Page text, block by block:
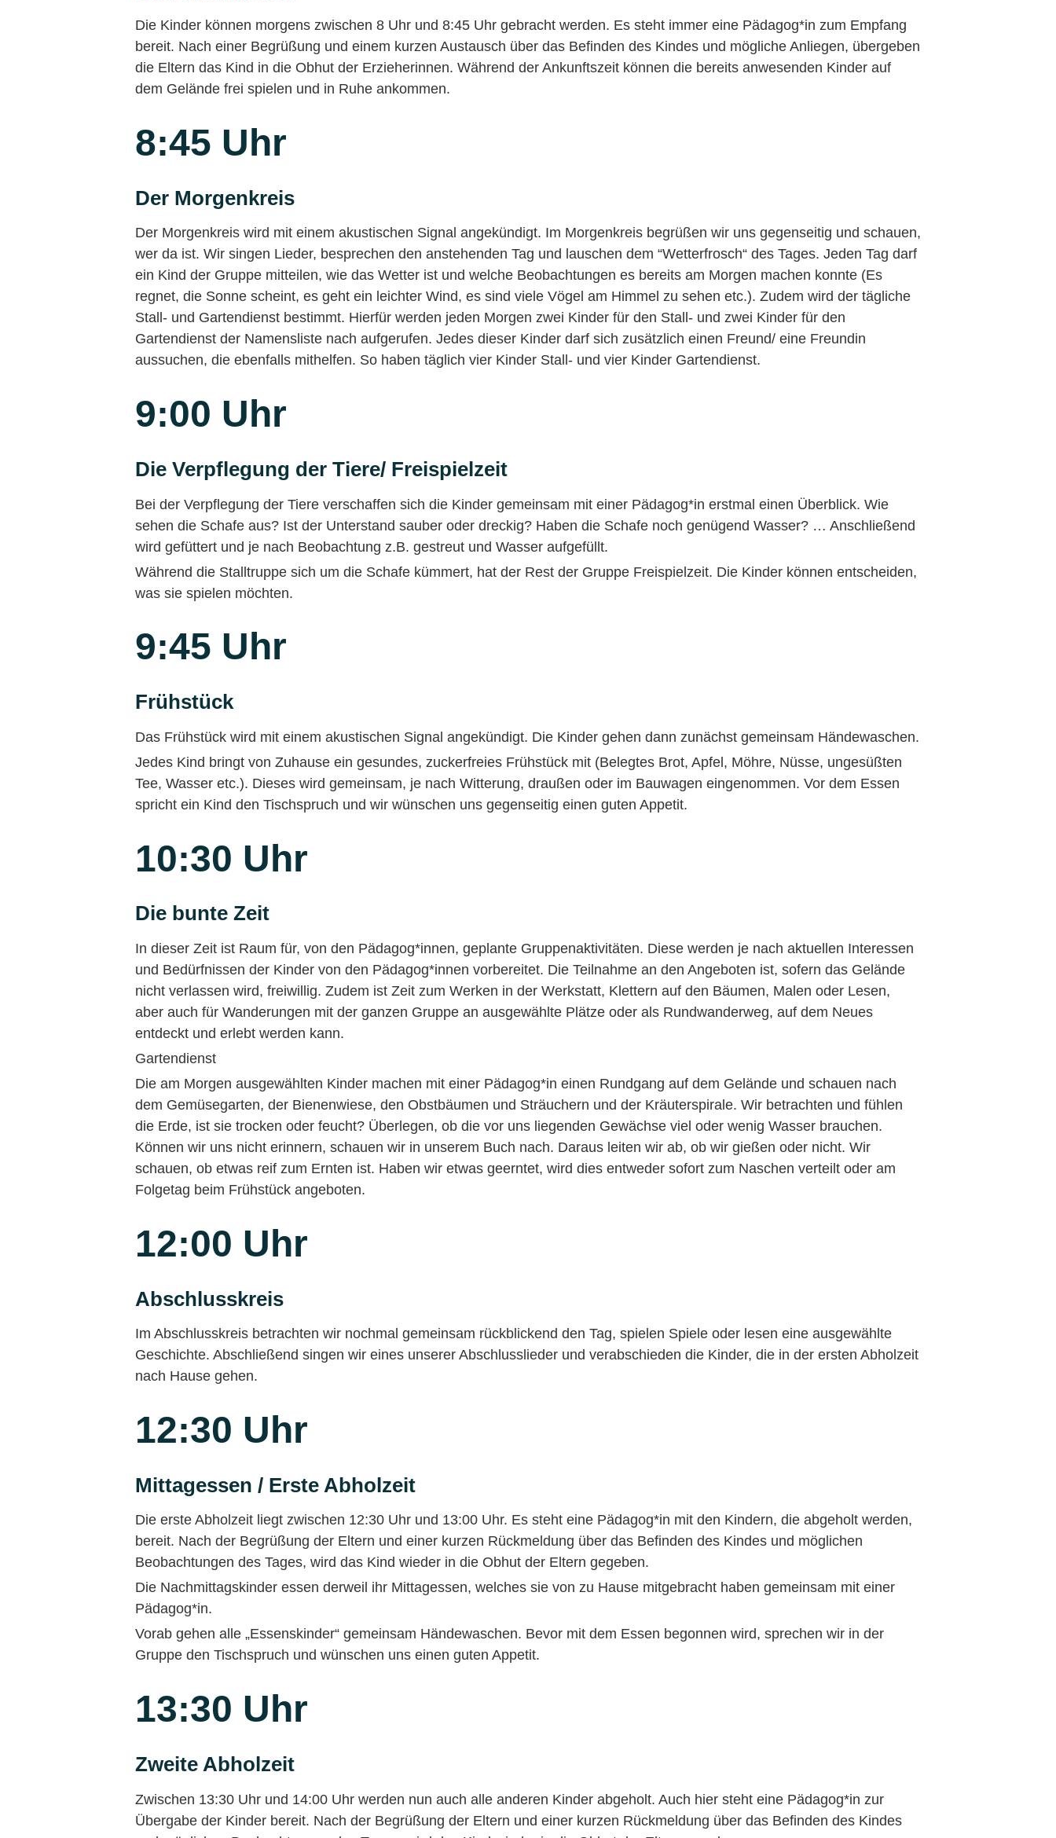
Die Kinder können morgens zwischen 8 Uhr und 8:45 Uhr gebracht werden. Es steht immer eine Pädagog*in zum Empfang
bereit. Nach einer Begrüßung und einem kurzen Austausch über das Befinden des Kindes und mögliche Anliegen, übergeben
die Eltern das Kind in die Obhut der Erzieherinnen. Während der Ankunftszeit können die bereits anwesenden Kinder auf
dem Gelände frei spielen und in Ruhe ankommen.
8:45 Uhr
Der Morgenkreis
Der Morgenkreis wird mit einem akustischen Signal angekündigt. Im Morgenkreis begrüßen wir uns gegenseitig und schauen,
wer da ist. Wir singen Lieder, besprechen den anstehenden Tag und lauschen dem “Wetterfrosch“ des Tages. Jeden Tag darf
ein Kind der Gruppe mitteilen, wie das Wetter ist und welche Beobachtungen es bereits am Morgen machen konnte (Es
regnet, die Sonne scheint, es geht ein leichter Wind, es sind viele Vögel am Himmel zu sehen etc.). Zudem wird der tägliche
Stall- und Gartendienst bestimmt. Hierfür werden jeden Morgen zwei Kinder für den Stall- und zwei Kinder für den
Gartendienst der Namensliste nach aufgerufen. Jedes dieser Kinder darf sich zusätzlich einen Freund/ eine Freundin
aussuchen, die ebenfalls mithelfen. So haben täglich vier Kinder Stall- und vier Kinder Gartendienst.
9:00 Uhr
Die Verpflegung der Tiere/ Freispielzeit
Bei der Verpflegung der Tiere verschaffen sich die Kinder gemeinsam mit einer Pädagog*in erstmal einen Überblick. Wie
sehen die Schafe aus? Ist der Unterstand sauber oder dreckig? Haben die Schafe noch genügend Wasser? … Anschließend
wird gefüttert und je nach Beobachtung z.B. gestreut und Wasser aufgefüllt.
Während die Stalltruppe sich um die Schafe kümmert, hat der Rest der Gruppe Freispielzeit. Die Kinder können entscheiden,
was sie spielen möchten.
9:45 Uhr
Frühstück
Das Frühstück wird mit einem akustischen Signal angekündigt. Die Kinder gehen dann zunächst gemeinsam Händewaschen.
Jedes Kind bringt von Zuhause ein gesundes, zuckerfreies Frühstück mit (Belegtes Brot, Apfel, Möhre, Nüsse, ungesüßten
Tee, Wasser etc.). Dieses wird gemeinsam, je nach Witterung, draußen oder im Bauwagen eingenommen. Vor dem Essen
spricht ein Kind den Tischspruch und wir wünschen uns gegenseitig einen guten Appetit.
10:30 Uhr
Die bunte Zeit
In dieser Zeit ist Raum für, von den Pädagog*innen, geplante Gruppenaktivitäten. Diese werden je nach aktuellen Interessen
und Bedürfnissen der Kinder von den Pädagog*innen vorbereitet. Die Teilnahme an den Angeboten ist, sofern das Gelände
nicht verlassen wird, freiwillig. Zudem ist Zeit zum Werken in der Werkstatt, Klettern auf den Bäumen, Malen oder Lesen,
aber auch für Wanderungen mit der ganzen Gruppe an ausgewählte Plätze oder als Rundwanderweg, auf dem Neues
entdeckt und erlebt werden kann.
Gartendienst
Die am Morgen ausgewählten Kinder machen mit einer Pädagog*in einen Rundgang auf dem Gelände und schauen nach
dem Gemüsegarten, der Bienenwiese, den Obstbäumen und Sträuchern und der Kräuterspirale. Wir betrachten und fühlen
die Erde, ist sie trocken oder feucht? Überlegen, ob die vor uns liegenden Gewächse viel oder wenig Wasser brauchen.
Können wir uns nicht erinnern, schauen wir in unserem Buch nach. Daraus leiten wir ab, ob wir gießen oder nicht. Wir
schauen, ob etwas reif zum Ernten ist. Haben wir etwas geerntet, wird dies entweder sofort zum Naschen verteilt oder am
Folgetag beim Frühstück angeboten.
12:00 Uhr
Abschlusskreis
Im Abschlusskreis betrachten wir nochmal gemeinsam rückblickend den Tag, spielen Spiele oder lesen eine ausgewählte
Geschichte. Abschließend singen wir eines unserer Abschlusslieder und verabschieden die Kinder, die in der ersten Abholzeit
nach Hause gehen.
12:30 Uhr
Mittagessen / Erste Abholzeit
Die erste Abholzeit liegt zwischen 12:30 Uhr und 13:00 Uhr. Es steht eine Pädagog*in mit den Kindern, die abgeholt werden,
bereit. Nach der Begrüßung der Eltern und einer kurzen Rückmeldung über das Befinden des Kindes und möglichen
Beobachtungen des Tages, wird das Kind wieder in die Obhut der Eltern gegeben.
Die Nachmittagskinder essen derweil ihr Mittagessen, welches sie von zu Hause mitgebracht haben gemeinsam mit einer
Pädagog*in.
Vorab gehen alle „Essenskinder“ gemeinsam Händewaschen. Bevor mit dem Essen begonnen wird, sprechen wir in der
Gruppe den Tischspruch und wünschen uns einen guten Appetit.
13:30 Uhr
Zweite Abholzeit
Zwischen 13:30 Uhr und 14:00 Uhr werden nun auch alle anderen Kinder abgeholt. Auch hier steht eine Pädagog*in zur
Übergabe der Kinder bereit. Nach der Begrüßung der Eltern und einer kurzen Rückmeldung über das Befinden des Kindes